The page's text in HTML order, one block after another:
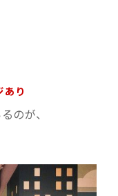
り
のが、